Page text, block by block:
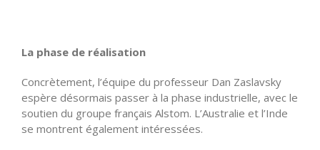
La phase de réalisation
Concrètement, l’équipe du professeur Dan Zaslavsky
espère désormais passer à la phase industrielle, avec le
soutien du groupe français Alstom. L’Australie et l’Inde
se montrent également intéressées.